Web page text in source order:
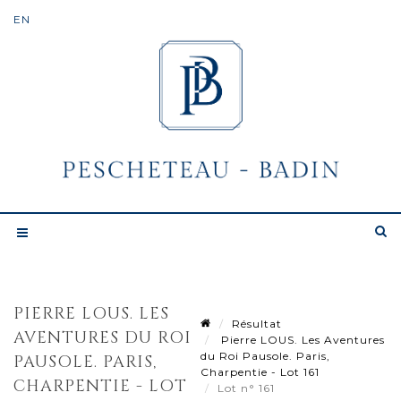
PIERRE LOUS. LES
AVENTURES DU ROI
PAUSOLE. PARIS,
CHARPENTIE - LOT
Résultat
Pierre LOUS. Les Aventures
du Roi Pausole. Paris,
Charpentie - Lot 161
Lot n° 161